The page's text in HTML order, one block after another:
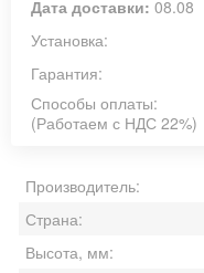
Дата доставки: 08.08
Установка:
Гарантия:
Способы оплаты:
(Работаем с НДС 22%)
Производитель:
Страна:
Высота, мм: